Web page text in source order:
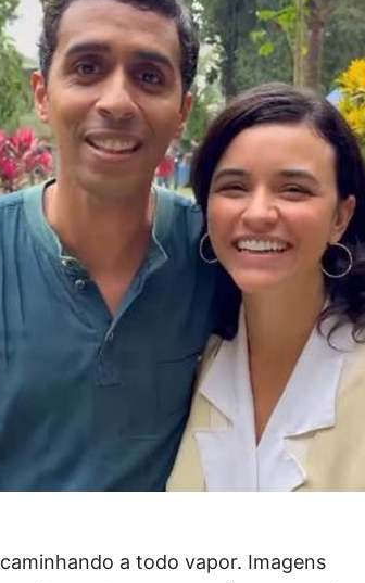
a todo vapor. Imagens